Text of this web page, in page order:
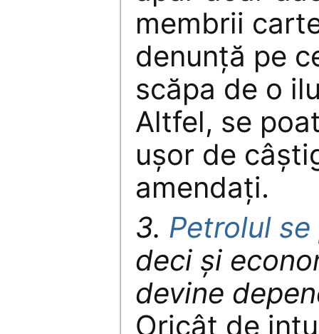
membrii
denunţă pe
scăpa de o
Altfel, se
uşor de
amendaţi.
3. Petrolul
deci şi
devine
Oricât de